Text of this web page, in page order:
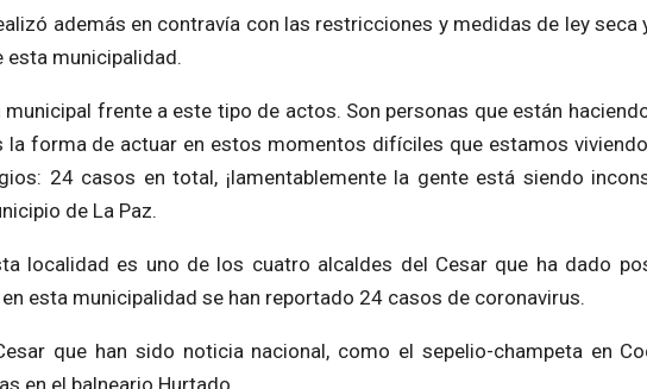
además en contravía con las restricciones y medidas de ley seca
esta municipalidad.
frente a este tipo de actos. Son personas que están
la forma de actuar en estos momentos difíciles que estamos
24 casos en total, ¡lamentablemente la gente está siendo
de La Paz.
localidad es uno de los cuatro alcaldes del Cesar que ha dado
esta municipalidad se han reportado 24 casos de coronavirus.
que han sido noticia nacional, como el sepelio-champeta en
en el balneario Hurtado.